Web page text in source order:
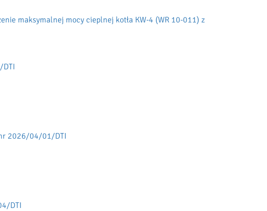
maksymalnej mocy cieplnej kotła KW-4 (WR 10-011) z
2026/04/01/DTI
DTI